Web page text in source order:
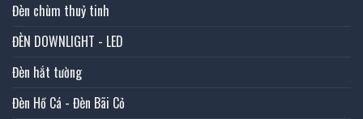
Đèn chùm thuỷ tinh
ĐÈN DOWNLIGHT - LED
Đèn hắt tường
Đèn Hồ Cá - Đèn Bãi Cỏ